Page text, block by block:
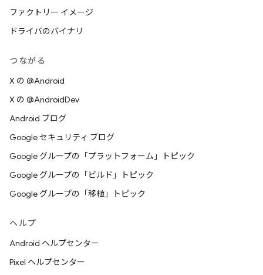
ファクトリー イメージ
ドライバのバイナリ
つながる
X の @Android
X の @AndroidDev
Android ブログ
Google セキュリティ ブログ
Google グループの「プラットフォーム」トピック
Google グループの「ビルド」トピック
Google グループの「移植」トピック
ヘルプ
Android ヘルプセンター
Pixel ヘルプセンター